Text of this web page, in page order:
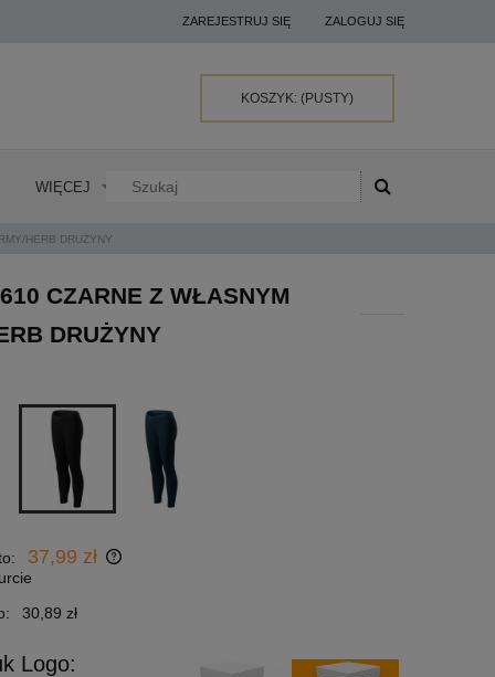
ZAREJESTRUJ SIĘ ZALOGUJ SIĘ
KOSZYK: (PUSTY)
WIĘCEJ
HERB DRUŻYNY
CZARNE Z WŁASNYM
DRUŻYNY
37,99 zł
30,89 zł
Logo: